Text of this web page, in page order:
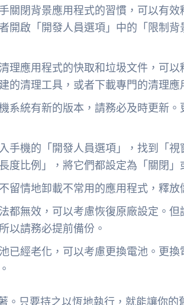
關閉背景應用程式的習慣，可以有效
開啟「開發人員選項」中的「限制背
理應用程式的快取和垃圾文件，可
的清理工具，或者下載專門的清理應
系統有新的版本，請務必及時更新
手機的「開發人員選項」，找到「
度比例」，將它們都設定為「關閉」
留情地卸載不常用的應用程式，釋放
都無效，可以考慮恢復原廠設定。
以請務必提前備份。
已經老化，可以考慮更換電池。更
只要持之以恆地執行，就能讓你的